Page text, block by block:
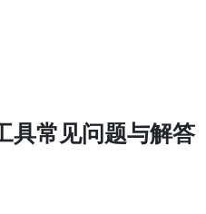
具常见问题与解答